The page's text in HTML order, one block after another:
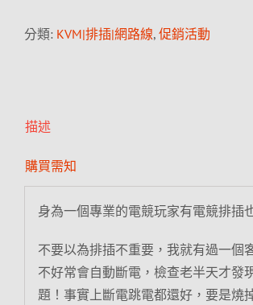
分類: KVM|排插|網路線, 促銷活動
描述
購買需知
身為一個專業的電競玩家有電競排插
不要以為排插不重要，我就有過一個
不好常會自動斷電，檢查老半天才發
題！事實上斷電跳電都還好，要是燒